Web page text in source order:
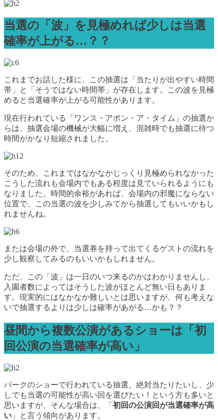
当選の「波」を見極めれば少しは当選
確率が上がる…？？
これまでお話した様に、この抽選は「当たりが出やすい時間
帯」と「そうではない時間帯」が存在します。この波を見極
めると当選確率が上がる可能性があります。
現在行われている「ワンス・アポン・ア・タイム」の抽選か
らは、抽選会場の機械が大幅に増え、混雑時でも抽選に待つ
時間がかなり短縮されました。
そのため、これまではなかなかじっくり見極められなかった
こうした流れも会場内でもある程度は見ていられるようにも
なりました。時間的余裕があれば、会場内の邪魔にならない
位置で、この当選の波を少しみてから抽選してもいいかもし
れませんね。
または会場の外で、当選券を持って出てくるゲストの流れを
少し観察してみるのもいいかもしれません。
ただ、この「波」は一日のいつ来るのかはわかりませんし、
入園者数によってはそうした波がほとんど無い日もありま
す。現実的にはなかなか難しいとは思いますが、何も考えな
いで抽選するよりは少しは確率があがる…かも？？
昼間から複数公演があるショーは「初
回公演の当選確率が高い」
パークのショーで行われている抽選。絶対当たりたいし、少
しでも当選の可能性が高い回を選びたい！という方も多いと
思いますが、そんな場合は、「 初回の公演回が当選確率が高
い 」と言う傾向があります。